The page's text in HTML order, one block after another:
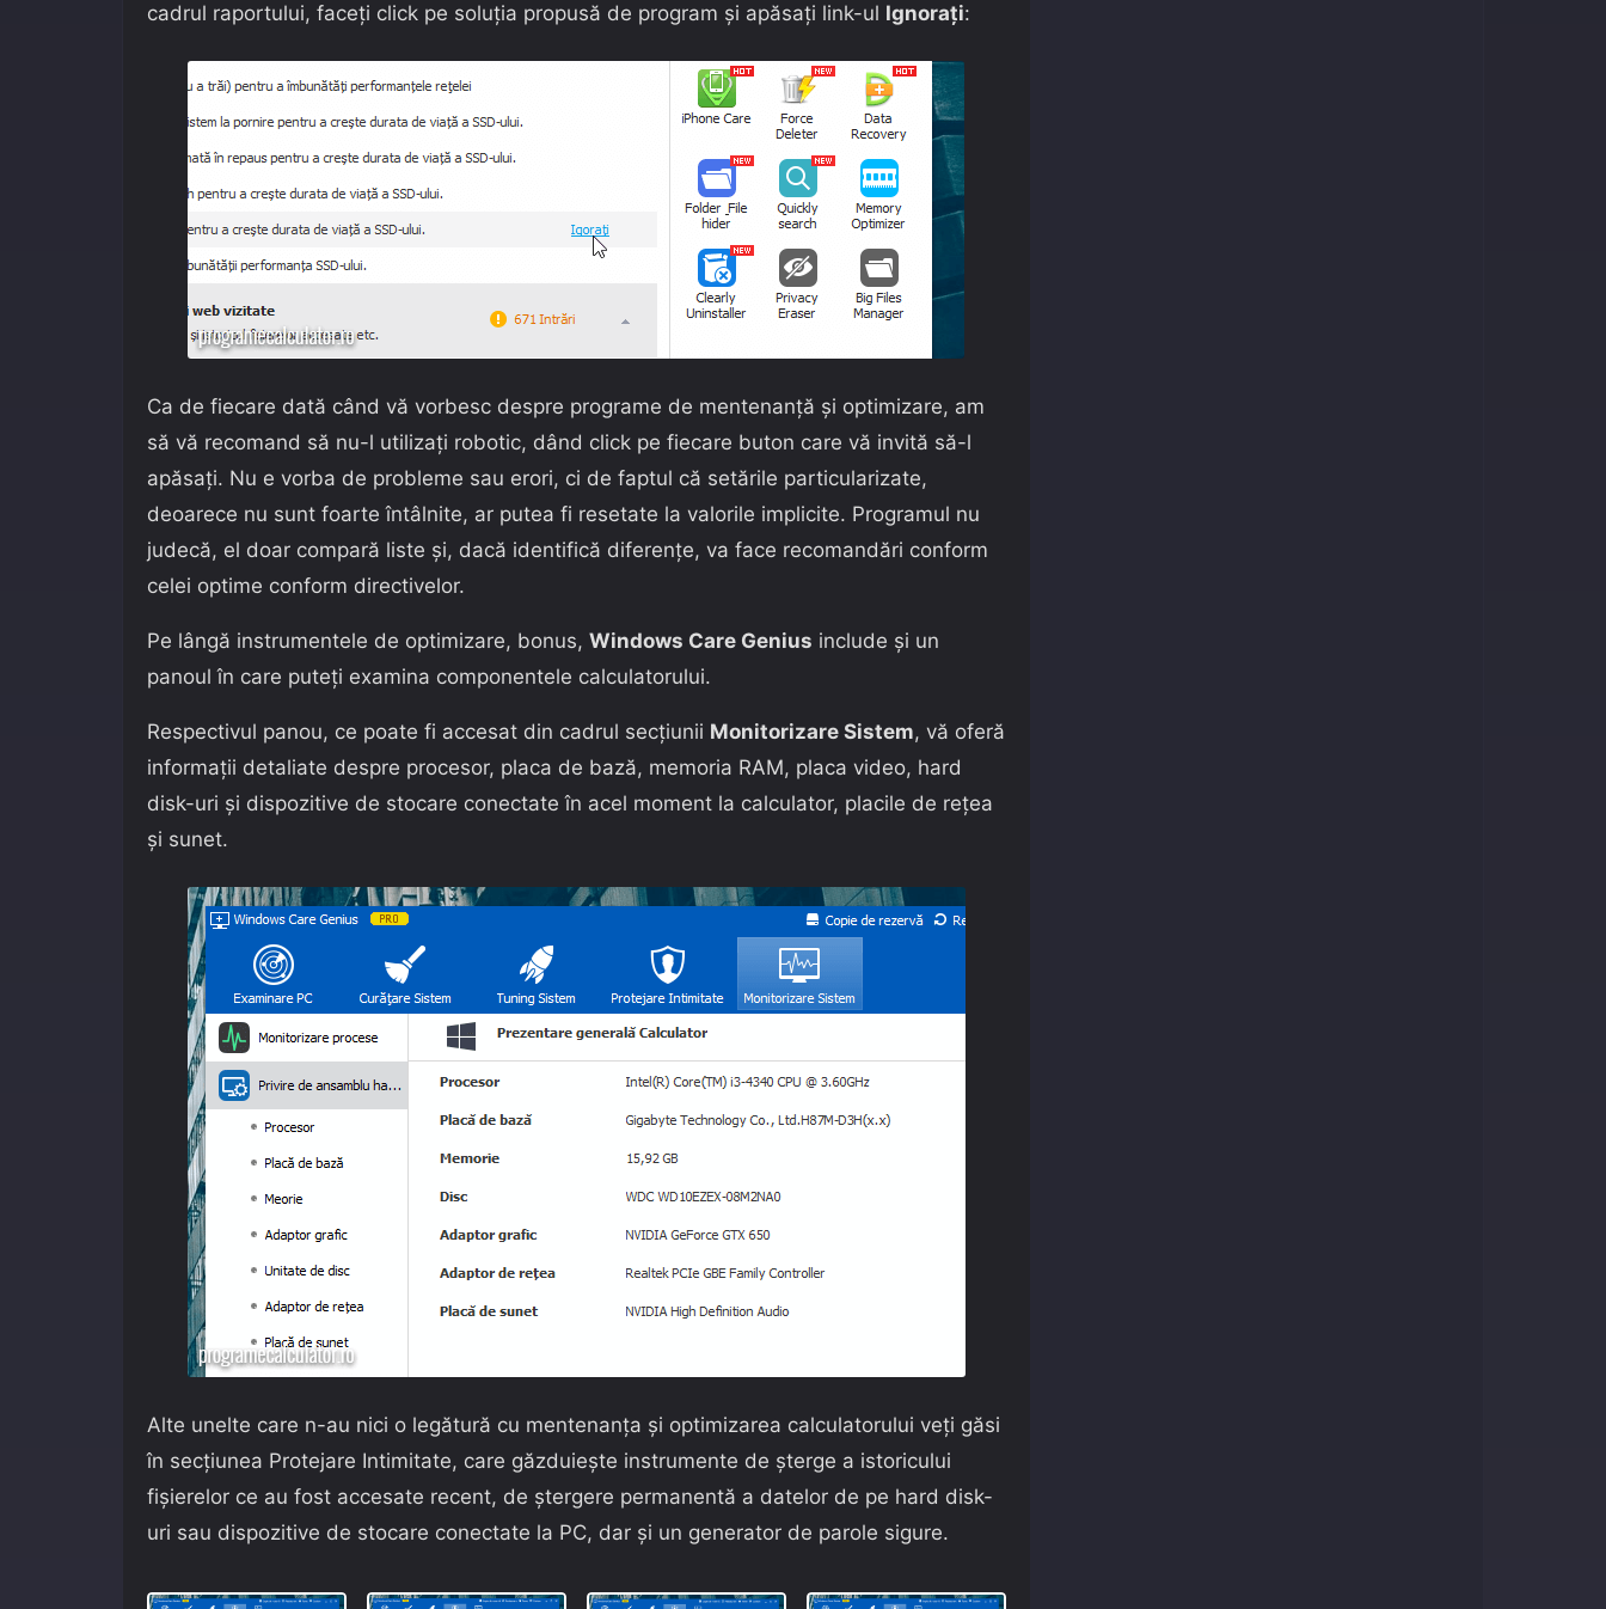
cadrul raportului, faceți click pe soluția propusă de program și apăsați link-ul Ignorați:
Ca de fiecare dată când vă vorbesc despre programe de mentenanță și optimizare, am
să vă recomand să nu-l utilizați robotic, dând click pe fiecare buton care vă invită să-l
apăsați. Nu e vorba de probleme sau erori, ci de faptul că setările particularizate,
deoarece nu sunt foarte întâlnite, ar putea fi resetate la valorile implicite. Programul nu
judecă, el doar compară liste și, dacă identifică diferențe, va face recomandări conform
celei optime conform directivelor.
Pe lângă instrumentele de optimizare, bonus, Windows Care Genius include și un
panoul în care puteți examina componentele calculatorului.
Respectivul panou, ce poate fi accesat din cadrul secțiunii Monitorizare Sistem, vă oferă
informații detaliate despre procesor, placa de bază, memoria RAM, placa video, hard
disk-uri și dispozitive de stocare conectate în acel moment la calculator, placile de rețea
și sunet.
Alte unelte care n-au nici o legătură cu mentenanța și optimizarea calculatorului veți găsi
în secțiunea Protejare Intimitate, care găzduiește instrumente de șterge a istoricului
fișierelor ce au fost accesate recent, de ștergere permanentă a datelor de pe hard disk-
uri sau dispozitive de stocare conectate la PC, dar și un generator de parole sigure.